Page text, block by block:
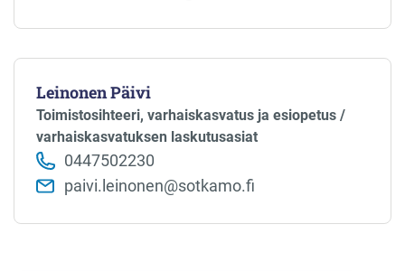
Leinonen Päivi
Toimistosihteeri, varhaiskasvatus ja esiopetus /
varhaiskasvatuksen laskutusasiat
0447502230
paivi.leinonen@sotkamo.fi